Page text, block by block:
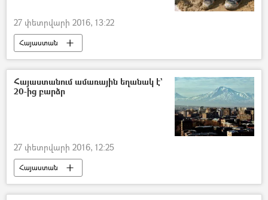
27 փետրվարի 2016, 13:22
Հայաստան
Հայաստանում ամառային եղանակ է`
20-ից բարձր
27 փետրվարի 2016, 12:25
Հայաստան